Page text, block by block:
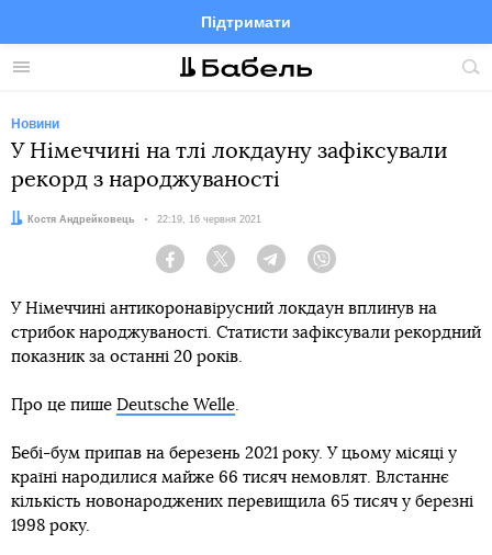
Меню
Підтримати
FacebookTelegramTwitter
Новини
У Німеччині на тлі локдауну зафіксували
рекорд з народжуваності
Автор:Костя Андрейковець Дата:
22:19, 16 червня 2021
Facebook Twitter Telegram
У Німеччині антикоронавірусний локдаун вплинув на
стрибок народжуваності. Статисти зафіксували рекордний
показник за останні 20 років.
Про це пише Deutsche Welle.
Бебі-бум припав на березень 2021 року. У цьому місяці у
країні народилися майже 66 тисяч немовлят. Влстаннє
кількість новонароджених перевищила 65 тисяч у березні
1998 року.